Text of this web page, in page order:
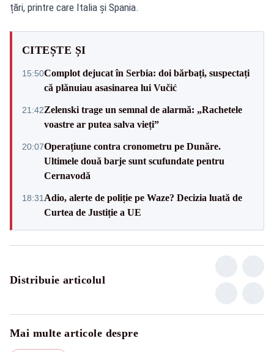
țări, printre care Italia și Spania.
CITEȘTE ȘI
15:50Complot dejucat în Serbia: doi bărbați, suspectați
că plănuiau asasinarea lui Vučić
21:42Zelenski trage un semnal de alarmă: „Rachetele
voastre ar putea salva vieți”
20:07Operațiune contra cronometru pe Dunăre.
Ultimele două barje sunt scufundate pentru
Cernavodă
18:31 Adio, alerte de poliție pe Waze? Decizia luată de
Curtea de Justiție a UE
Distribuie articolul
Mai multe articole despre